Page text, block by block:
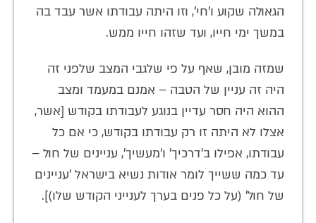
הגאולה שקוע ו'חי', וזו היתה עבודתו אשר עבד בה
במשך ימי חייו, ועד שזהו חייו ממש.
שמזה מובן, שאף על פי שלגבי המצב שלפני זה
היה זה עניין של הטבה – אמנם במעמד ומצב
ההוא היה חסר עדיין בנוגע לעבודתו בקודש [אשר,
אצלו לא היתה זו רק עבודתו בקודש, כי אם כל
עבודתו, אפילו ב'דרכיך' ו'מעשיך', עניינים של חול –
עד כמה ששייך לומר אודות נשיא בישראל 'עניינים
של חול' (על כל פנים בערך לענייני הקודש שלו)].